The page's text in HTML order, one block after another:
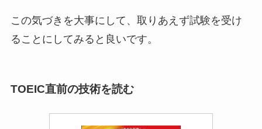
この気づきを大事にして、取りあえず試験を受け
ることにしてみると良いです。
TOEIC直前の技術を読む